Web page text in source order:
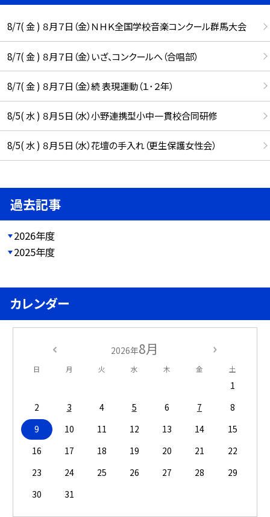
8/7( 金 ) ８月７日（金）ＮＨＫ全国学校音楽コンクール群馬大会
8/7( 金 ) ８月７日（金）いざ、コンクールへ（合唱部）
8/7( 金 ) ８月７日（金）続 表現運動（１･２年）
8/5( 水 ) ８月５日（水）小野連携型小中一貫校合同研修
8/5( 水 ) ８月５日（水）花壇の手入れ（更生保護女性会）
過去記事
2026年度
2025年度
カレンダー
2026年8月
日 月 火 水 木 金 土
1
2
3 4 5 6 7
8
9
10 11 12 13 14
15
16
17 18 19 20 21
22
23
24 25 26 27 28
29
30
31